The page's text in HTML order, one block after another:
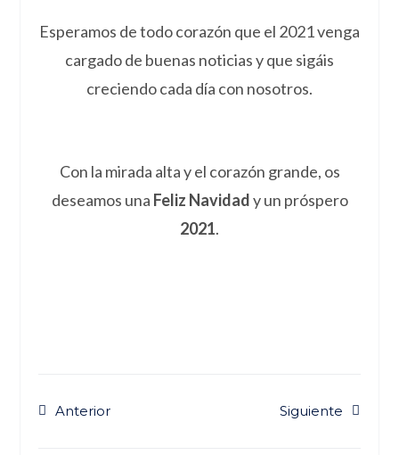
Esperamos de todo corazón que el 2021 venga
cargado de buenas noticias y que sigáis
creciendo cada día con nosotros.
Con la mirada alta y el corazón grande, os
deseamos una Feliz Navidady un próspero
2021.
Anterior Siguiente